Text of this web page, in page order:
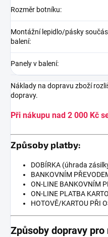
Rozměr botníku:
Montážní lepidlo/pásky
balení:
Panely v balení:
Náklady na dopravu zboží
dopravy.
Při nákupu nad 2 000 Kč
Způsoby platby:
DOBÍRKA (úhrada
BANKOVNÍM
ON-LINE BANKOVNÍM
ON-LINE PLATBA
HOTOVĚ/KARTOU PŘI
Způsoby dopravy